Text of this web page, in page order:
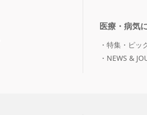
医療・病気
特集・ピッ
NEWS &